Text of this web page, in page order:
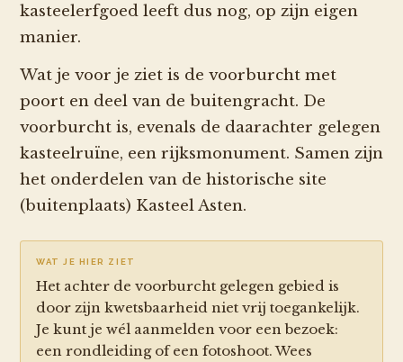
kasteelerfgoed leeft dus nog, op zijn eigen
manier.
Wat je voor je ziet is de voorburcht met
poort en deel van de buitengracht. De
voorburcht is, evenals de daarachter gelegen
kasteelruïne, een rijksmonument. Samen zijn
het onderdelen van de historische site
(buitenplaats) Kasteel Asten.
WAT JE HIER ZIET
Het achter de voorburcht gelegen gebied is
door zijn kwetsbaarheid niet vrij toegankelijk.
Je kunt je wél aanmelden voor een bezoek:
een rondleiding of een fotoshoot. Wees